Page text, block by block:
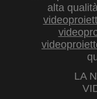
alta
LA